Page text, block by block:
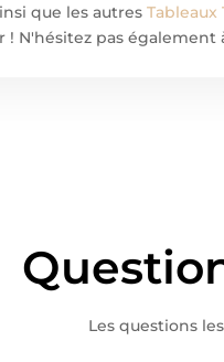
que les autresTableaux
! N'hésitez pas
Les questions